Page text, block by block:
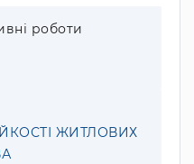
роботи
ЖИТЛОВИХ